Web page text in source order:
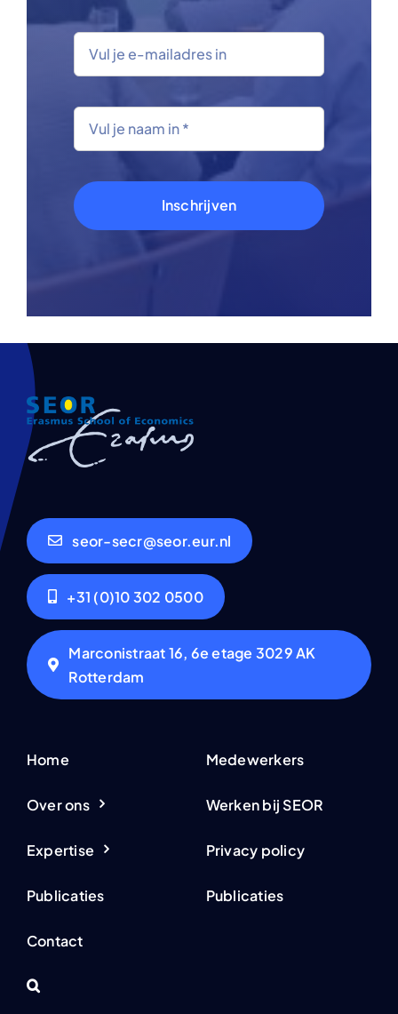
Inschrijven
seor-secr@seor.eur.nl
+31 (0)10 302 0500
Marconistraat 16, 6e etage 3029 AK
Rotterdam
Home
Over ons
Expertise
Publicaties
Contact
Medewerkers
Werken bij SEOR
Privacy policy
Publicaties